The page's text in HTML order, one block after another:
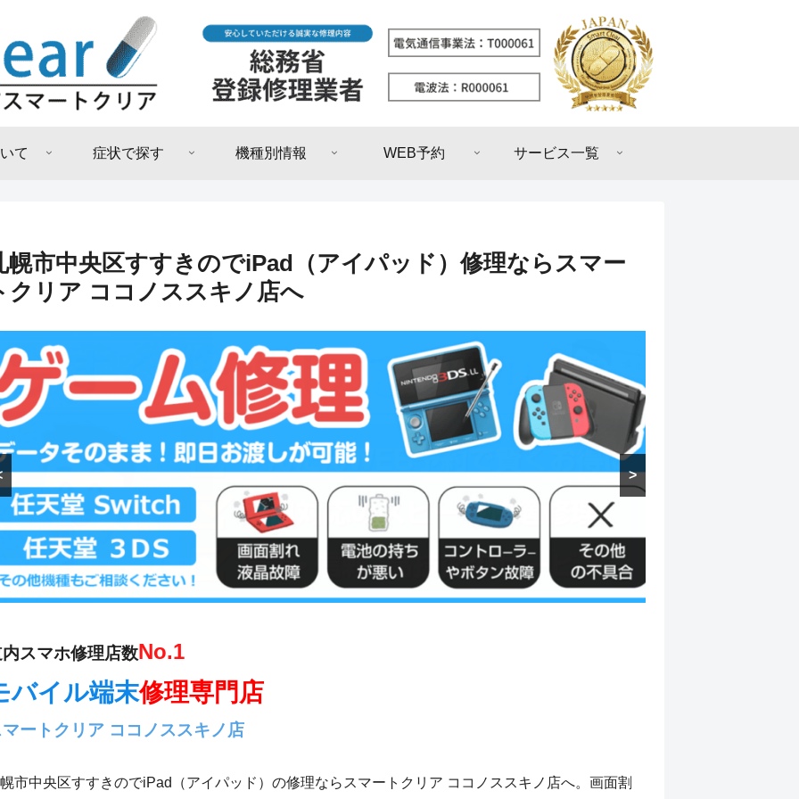
て 症状で探す 機種別情報 WEB予約 サービス一覧
幌市中央区すすきのでiPad（アイパッド）修理ならスマー
クリア ココノススキノ店へ
払い.comは、担保不要でオフィスにいながら60秒で資金調達を実現する、オンライン完結型の資
繰り改善サービスです。
>
スマホ修理店数No.1
バイル端末修理専門店
ートクリア ココノススキノ店
市中央区すすきのでiPad（アイパッド）の修理ならスマートクリア ココノススキノ店へ。画面割